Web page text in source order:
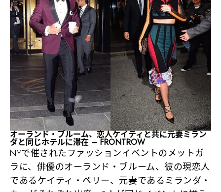
オーランド・ブルーム、恋人ケイティと共に元妻ミラン
ダと同じホテルに滞在 – FRONTROW
NYで催されたファッションイベントのメットガ
ラに、俳優のオーランド・ブルーム、彼の現恋人
であるケイティ・ペリー、元妻であるミランダ・